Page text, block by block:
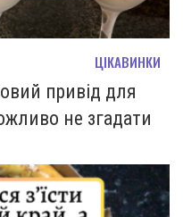
ЦІКАВИНКИ
привід для
не згадати